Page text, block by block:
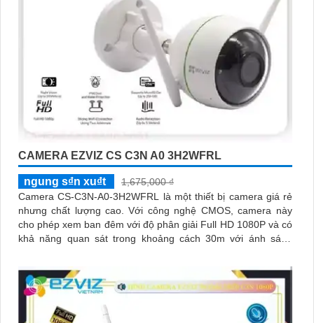
CAMERA EZVIZ CS C3N A0 3H2WFRL
ngung s₫n xu₫t
1,675,000 ₫
Camera CS-C3N-A0-3H2WFRL là một thiết bị camera giá rẻ
nhưng chất lượng cao. Với công nghệ CMOS, camera này
cho phép xem ban đêm với độ phân giải Full HD 1080P và có
khả năng quan sát trong khoảng cách 30m với ánh sáng